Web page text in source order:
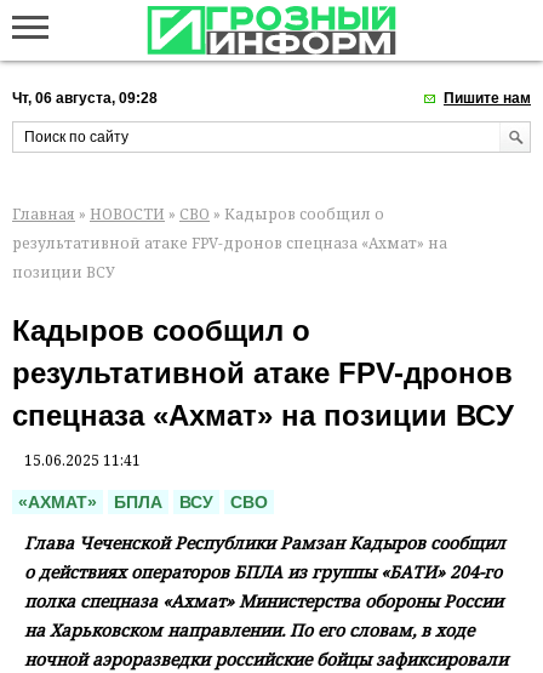
Чт, 06 августа, 09:28 Пишите нам
Главная » НОВОСТИ » СВО » Кадыров сообщил о
результативной атаке FPV-дронов спецназа «Ахмат» на
позиции ВСУ
Кадыров сообщил о
результативной атаке FPV-дронов
спецназа «Ахмат» на позиции ВСУ
15.06.2025 11:41
«АХМАТ» БПЛА ВСУ СВО
Глава Чеченской Республики Рамзан Кадыров сообщил
о действиях операторов БПЛА из группы «БАТИ» 204-го
полка спецназа «Ахмат» Министерства обороны России
на Харьковском направлении. По его словам, в ходе
ночной аэроразведки российские бойцы зафиксировали